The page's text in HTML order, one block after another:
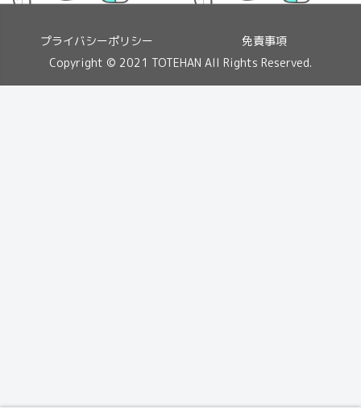
プライバシーポリシー
免責事項
Copyright © 2021 TOTEHAN All Rights Reserved.